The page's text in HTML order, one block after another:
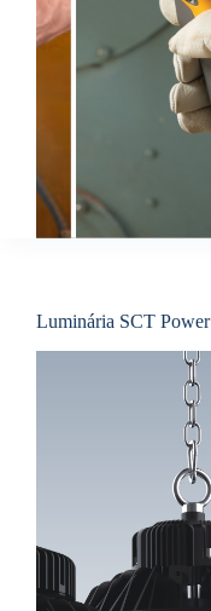
Luminária SCT Power